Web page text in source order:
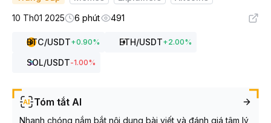
10 Th01 2025
6 phút 491
BTC/USDT+0.90% ETH/USDT+2.00%
SOL/USDT-1.00%
Tóm tắt AI
Nhanh chóng nắm bắt nội dung bài viết và đánh giá tâm lý